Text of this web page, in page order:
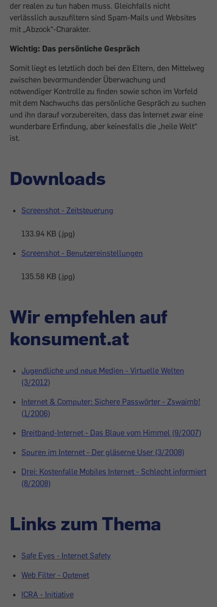
der realen zu tun haben muss. Gleichfalls nicht
verlässlich auszufiltern sind Spam-Mails und Websites
mit „Abzock“-Charakter.
Wichtig: Das persönliche Gespräch
Somit liegt es letztlich doch bei den Eltern, den Mittelweg
zwischen bevormundender Überwachung und
notwendiger Kontrolle zu finden sowie schon im Vorfeld
mit dem Nachwuchs das persönliche Gespräch zu suchen
und ihn darauf vorzubereiten, dass das Internet zwar eine
wunderbare Erfindung, aber keinesfalls die „heile Welt“
ist.
Downloads
Screenshot - Zeitsteuerung
133.94 KB (.jpg)
Screenshot - Benutzereinstellungen
135.58 KB (.jpg)
Wir empfehlen auf
konsument.at
Jugendliche und neue Medien - Virtuelle Welten
(3/2012)
Internet & Computer: Sichere Passwörter - Zswaimb!
(1/2006)
Breitband-Internet - Das Blaue vom Himmel (9/2007)
Spuren im Internet - Der gläserne User (3/2008)
Drei: Kostenfalle Mobiles Internet - Schlecht informiert
(8/2008)
Links zum Thema
Safe Eyes - Internet Safety
Web Filter - Optenet
ICRA - Initiative